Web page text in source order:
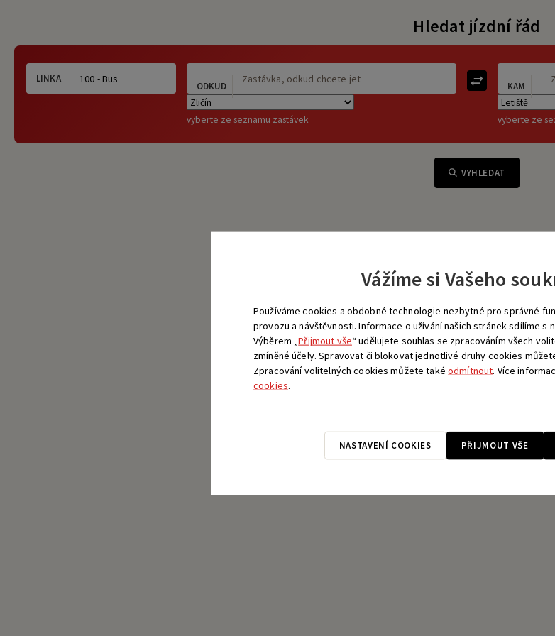
Hledat jízdní řád
LINKA
ODKUD
vyberte ze seznamu zastávek
KAM
vyberte ze
VYHLEDAT
Vážíme si Vašeho
Používáme cookies a obdobné technologie nezbytné pro správné
provozu a návštěvnosti. Informace o užívání našich stránek sdílíme s
Výběrem „Přijmout vše“ udělujete souhlas se zpracováním všech
zmíněné účely. Spravovat či blokovat jednotlivé druhy cookies
Zpracování volitelných cookies můžete takéodmítnout. Více
cookies.
NASTAVENÍ COOKIES PŘIJMOUT VŠE